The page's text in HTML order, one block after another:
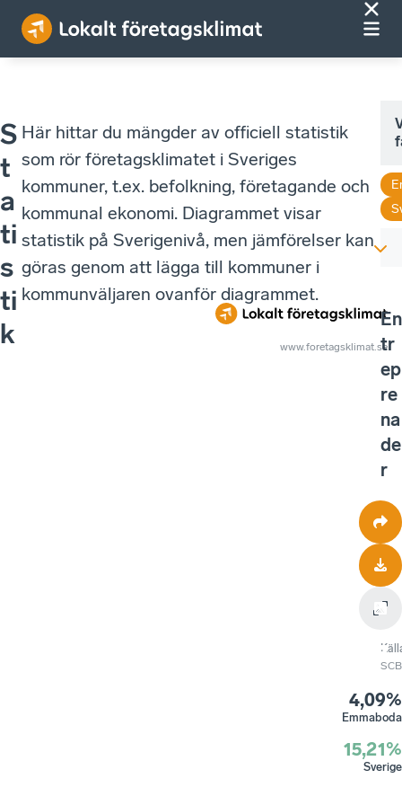
S
t
a
ti
s
ti
k
Här hittar du mängder av officiell statistik
som rör företagsklimatet i Sveriges
kommuner, t.ex. befolkning, företagande och
kommunal ekonomi. Diagrammet visar
statistik på Sverigenivå, men jämförelser kan
göras genom att lägga till kommuner i
kommunväljaren ovanför diagrammet.
www.foretagsklimat.se
En
tr
ep
re
na
de
r
SCB
4,09%
Emmaboda
15,21%
Sverige